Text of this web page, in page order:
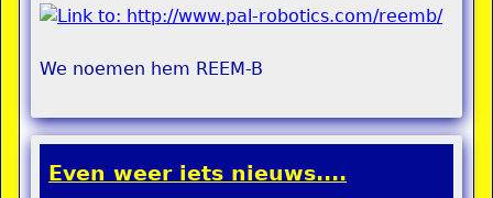
We noemen hem REEM-B
Even weer iets nieuws....